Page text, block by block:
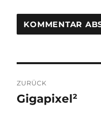
ZURÜCK
Vorheriger
Gigapixel²